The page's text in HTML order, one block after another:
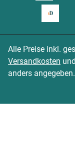
Alle Preise inkl.
Versandkosten
anders angegeben.